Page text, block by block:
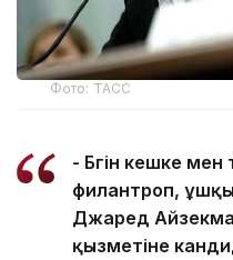
Фото: ТАСС
- Бүгін кешке
филантроп,
Джаред
қызметіне